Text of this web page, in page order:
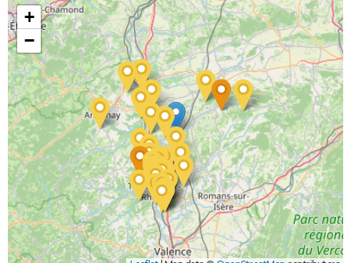
Inondations
et/ou
Coulées de
Boue
25/09/1987 26/09/1987 2 j Oui
Inondations
et/ou
Coulées de
Boue
06/11/1982 10/11/1982 5 j Oui
+
−